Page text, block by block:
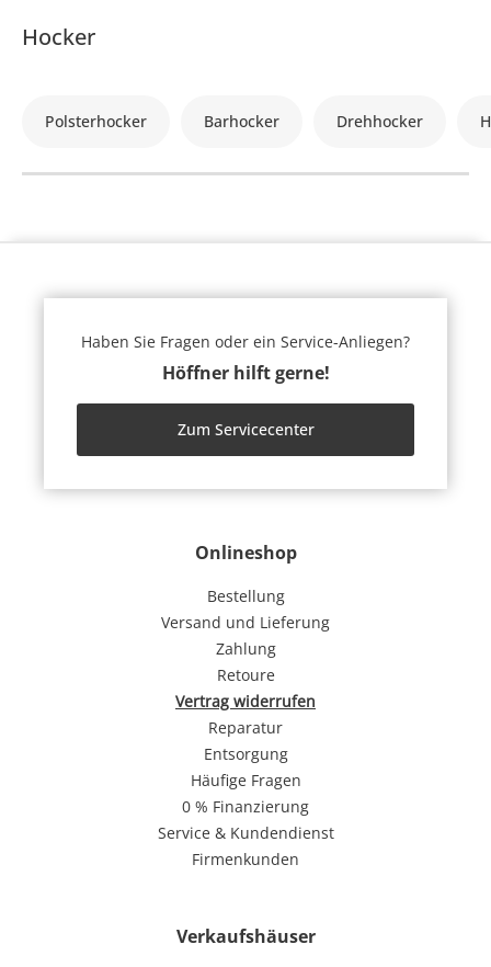
Hocker
Polsterhocker Barhocker Drehhocker
Onlineshop
Bestellung
Versand und Lieferung
Zahlung
Retoure
Vertrag widerrufen
Reparatur
Entsorgung
Häufige Fragen
0 % Finanzierung
Service & Kundendienst
Firmenkunden
Verkaufshäuser
Haben Sie Fragen oder ein Service-Anliegen?
Höffner hilft gerne!
Zum Servicecenter